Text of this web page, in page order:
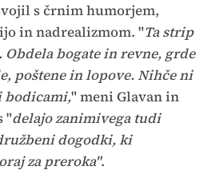
s črnim humorjem,
in nadrealizmom. "Ta strip
bogate in revne, grde
poštene in lopove. Nihče ni
bodicami," meni Glavan in
"delajo zanimivega tudi
dogodki, ki
za preroka".